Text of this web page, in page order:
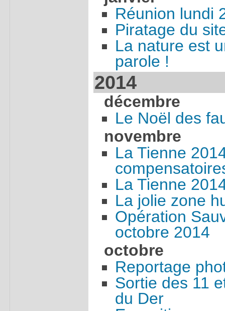
Réunion lundi
Piratage du
La nature est
parole !
2014
décembre
Le Noël des
novembre
La Tienne
La Tienne
La jolie zone
Opération
octobre 2014
octobre
Reportage
Sortie des 11
du Der